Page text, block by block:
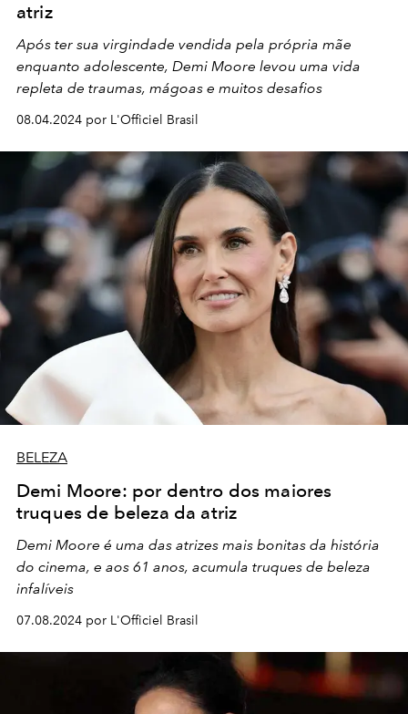
atriz
Após ter sua virgindade vendida pela própria mãe
enquanto adolescente, Demi Moore levou uma vida
repleta de traumas, mágoas e muitos desafios
08.04.2024 por L'Officiel Brasil
BELEZA
Demi Moore: por dentro dos maiores
truques de beleza da atriz
Demi Moore é uma das atrizes mais bonitas da história
do cinema, e aos 61 anos, acumula truques de beleza
infalíveis
07.08.2024 por L'Officiel Brasil